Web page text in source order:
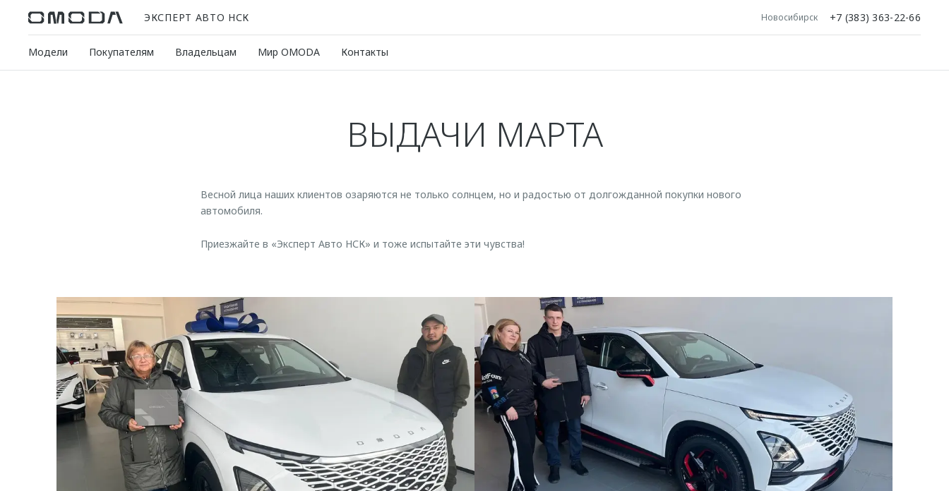
ЭКСПЕРТ АВТО НСК Новосибирск +7 (383) 363-22-66
Модели Покупателям Владельцам Мир OMODA Контакты
ВЫДАЧИ МАРТА
Весной лица наших клиентов озаряются не только солнцем, но и радостью от долгожданной покупки нового
автомобиля.
Приезжайте в «Эксперт Авто НСК» и тоже испытайте эти чувства!